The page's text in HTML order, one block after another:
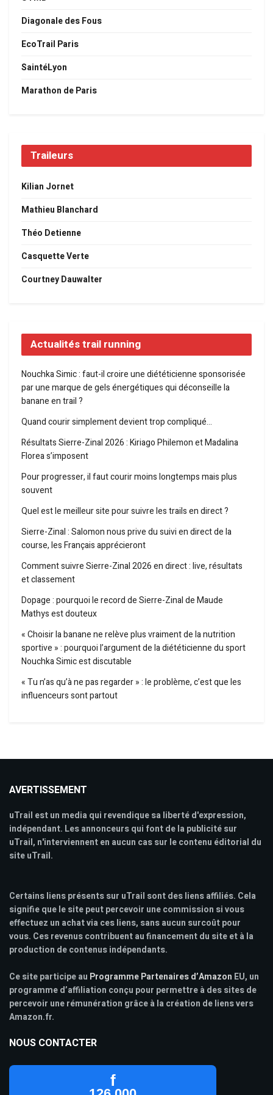
Diagonale des Fous
EcoTrail Paris
SaintéLyon
Marathon de Paris
Traileurs
Kilian Jornet
Mathieu Blanchard
Théo Detienne
Casquette Verte
Courtney Dauwalter
Actualités trail running
Nouchka Simic : faut-il croire une diététicienne sponsorisée
par une marque de gels énergétiques qui déconseille la
banane en trail ?
Quand courir simplement devient trop compliqué…
Résultats Sierre-Zinal 2026 : Kiriago Philemon et Madalina
Florea s’imposent
Pour progresser, il faut courir moins longtemps mais plus
souvent
Quel est le meilleur site pour suivre les trails en direct ?
Sierre-Zinal : Salomon nous prive du suivi en direct de la
course, les Français apprécieront
Comment suivre Sierre-Zinal 2026 en direct : live, résultats
et classement
Dopage : pourquoi le record de Sierre-Zinal de Maude
Mathys est douteux
« Choisir la banane ne relève plus vraiment de la nutrition
sportive » : pourquoi l’argument de la diététicienne du sport
Nouchka Simic est discutable
« Tu n’as qu’à ne pas regarder » : le problème, c’est que les
influenceurs sont partout
AVERTISSEMENT
uTrail est un media qui revendique sa liberté d'expression,
indépendant. Les annonceurs qui font de la publicité sur
uTrail, n'interviennent en aucun cas sur le contenu éditorial du
site uTrail.
Certains liens présents sur uTrail sont des liens affiliés. Cela
signifie que le site peut percevoir une commission si vous
effectuez un achat via ces liens, sans aucun surcoût pour
vous. Ces revenus contribuent au financement du site et à la
production de contenus indépendants.
Ce site participe au Programme Partenaires d’Amazon EU, un
programme d’affiliation conçu pour permettre à des sites de
percevoir une rémunération grâce à la création de liens vers
Amazon.fr.
NOUS CONTACTER
f